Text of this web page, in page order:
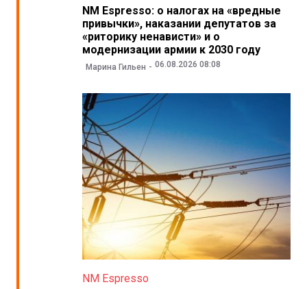
NM Espresso: о налогах на «вредные
привычки», наказании депутатов за
«риторику ненависти» и о
модернизации армии к 2030 году
Марина Гильен 06.08.2026 08:08
NM Espresso